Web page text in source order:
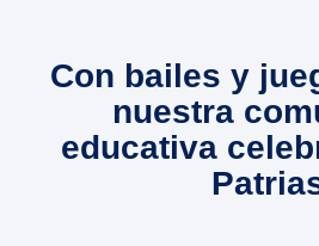
Con bailes y
nuestra
educativa